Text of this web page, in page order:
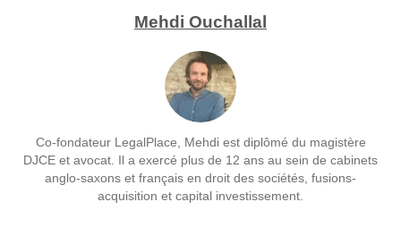
Mehdi Ouchallal
Co-fondateur LegalPlace, Mehdi est diplômé du magistère
DJCE et avocat. Il a exercé plus de 12 ans au sein de cabinets
anglo-saxons et français en droit des sociétés, fusions-
acquisition et capital investissement.